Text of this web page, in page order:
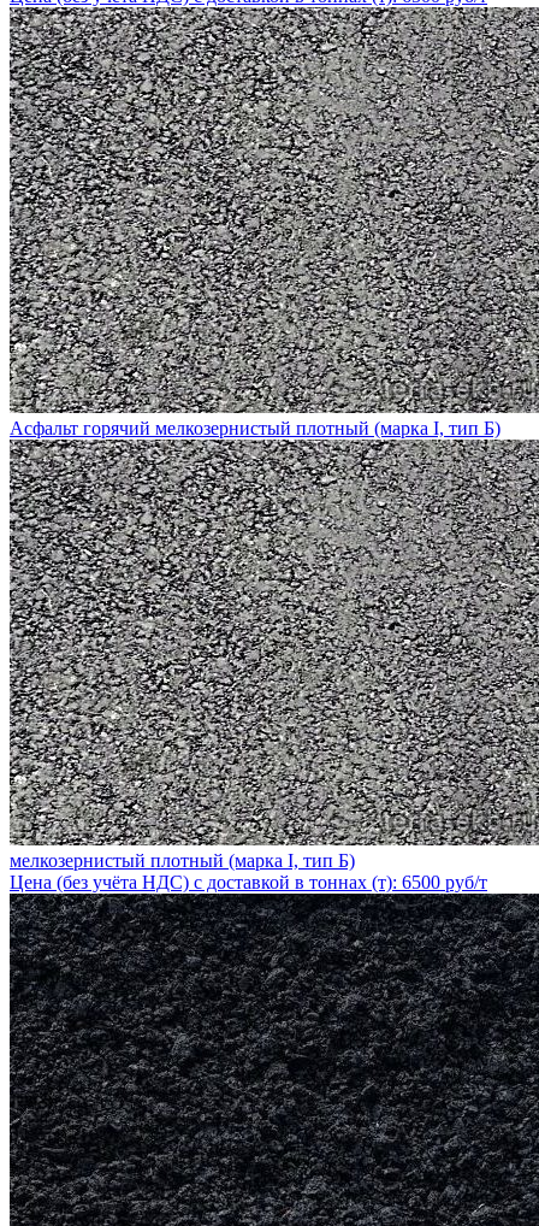
Асфальт горячий мелкозернистый плотный (марка I, тип Б)
мелкозернистый плотный (марка I, тип Б)
Цена (без учёта НДС) с доставкой в тоннах (т): 6500 руб/т